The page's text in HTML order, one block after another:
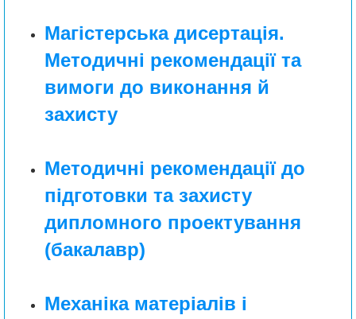
Магістерська дисертація.
Методичні рекомендації та
вимоги до виконання й
захисту
Методичні рекомендації до
підготовки та захисту
дипломного проектування
(бакалавр)
Механіка матеріалів і